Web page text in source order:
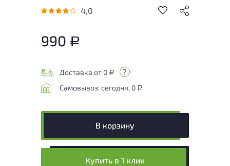
4,0
990 Р
Доставка от 0 Р
Самовывоз: сегодня, 0 Р
В корзину
Купить в 1 клик